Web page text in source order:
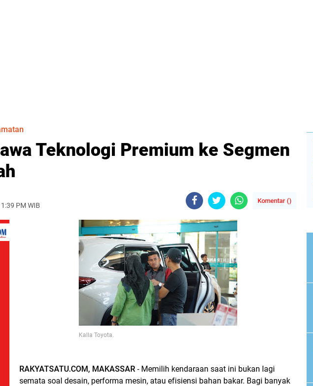
Teknologi Premium ke Segmen
PM WIB
Komentar ()
Kalla Toyota.
RAKYATSATU.COM, MAKASSAR - Memilih kendaraan saat ini bukan lagi
semata soal desain, performa mesin, atau efisiensi bahan bakar. Bagi banyak